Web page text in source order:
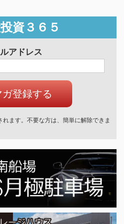
資３６５
アドレス
ます。不要な方は、簡単に解除できま